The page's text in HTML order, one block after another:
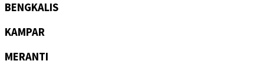
BENGKALIS
KAMPAR
MERANTI